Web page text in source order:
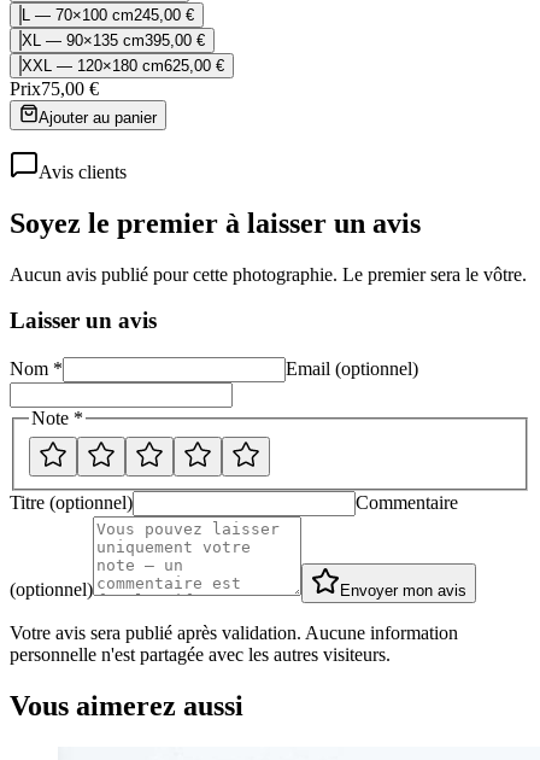
L — 70×100 cm245,00 €
XL — 90×135 cm395,00 €
XXL — 120×180 cm625,00 €
Prix75,00 €
Ajouter au panier
Avis clients
Soyez le premier à laisser un avis
Aucun avis publié pour cette photographie. Le premier sera le vôtre.
Laisser un avis
Nom * Email (optionnel)
Note *
Titre (optionnel) Commentaire
(optionnel) Envoyer mon avis
Votre avis sera publié après validation. Aucune information
personnelle n'est partagée avec les autres visiteurs.
Vous aimerez aussi